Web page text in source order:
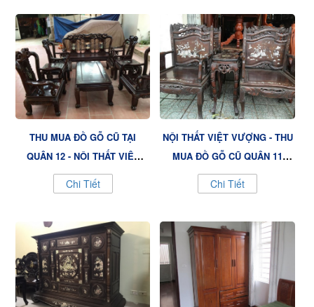
THU MUA ĐỒ GỖ CŨ TẠI
QUẬN 12 - NỘI THẤT VIỆT
VƯỢNG UY TÍN, GIÁ CAO
Chi Tiết
NỘI THẤT VIỆT VƯỢNG - THU
MUA ĐỒ GỖ CŨ QUẬN 11
NHANH CHÓNG, GIÁ TỐT
Chi Tiết